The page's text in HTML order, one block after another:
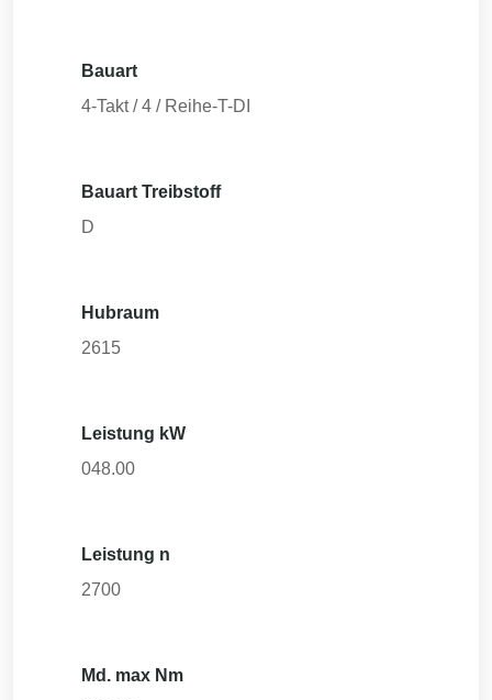
Bauart
4-Takt / 4 / Reihe-T-DI
Bauart Treibstoff
D
Hubraum
2615
Leistung kW
048.00
Leistung n
2700
Md. max Nm